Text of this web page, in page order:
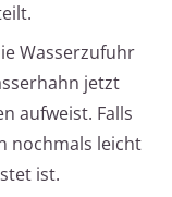
Wasserzufuhr
jetzt
aufweist. Falls
nochmals leicht
ist.